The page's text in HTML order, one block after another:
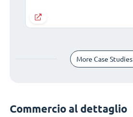
More Case Studies
Commercio al dettaglio